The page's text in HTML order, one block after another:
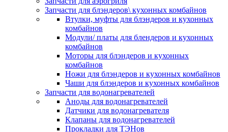
Запчасти для блэндеров\ кухонных комбайнов
Втулки, муфты для блэндеров и кухонных
комбайнов
Модули/ платы для блендеров и кухонных
комбайнов
Моторы для блэндеров и кухонных
комбайнов
Ножи для блэндеров и кухонных комбайнов
Чаши для блэндеров и кухонных комбайнов
Запчасти для водонагревателей
Аноды для водонагревателей
Датчики для водонагревателя
Клапаны для водонагревателей
Прокладки для ТЭНов